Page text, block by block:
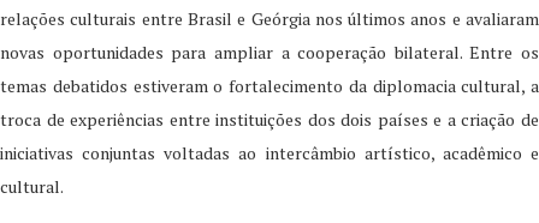
relações culturais entre Brasil e Geórgia nos últimos anos e avaliaram
novas oportunidades para ampliar a cooperação bilateral. Entre os
temas debatidos estiveram o fortalecimento da diplomacia cultural, a
troca de experiências entre instituições dos dois países e a criação de
iniciativas conjuntas voltadas ao intercâmbio artístico, acadêmico e
cultural.